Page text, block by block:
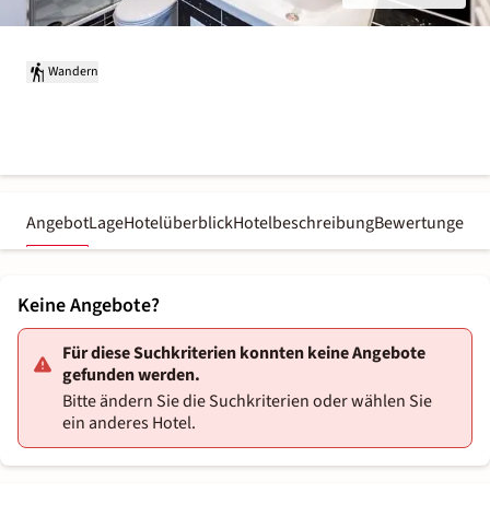
Wandern
AngebotLageHotelüberblickHotelbeschreibungBewertungen
Keine Angebote?
Für diese Suchkriterien konnten keine Angebote
gefunden werden.
Bitte ändern Sie die Suchkriterien oder wählen Sie
ein anderes Hotel.